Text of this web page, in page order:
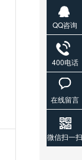
QQ咨询
400电话
在线留言
微信扫一扫